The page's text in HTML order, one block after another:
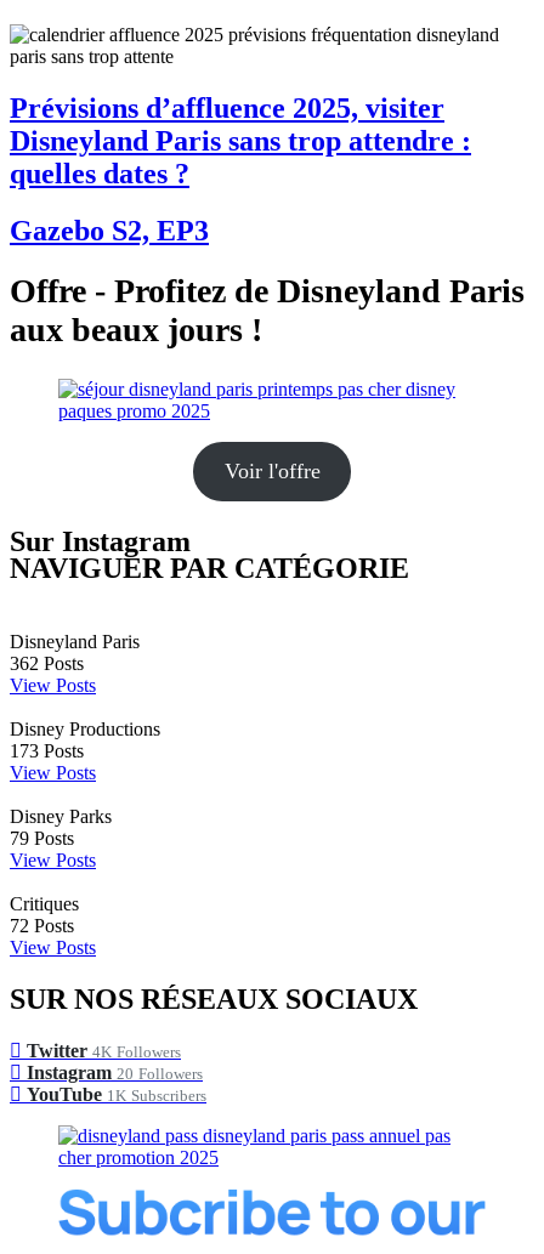
Prévisions d’affluence 2025, visiter
Disneyland Paris sans trop attendre :
quelles dates ?
Gazebo S2, EP3
Offre - Profitez de Disneyland Paris
aux beaux jours !
Voir l'offre
Sur Instagram
NAVIGUER PAR CATÉGORIE
Disneyland Paris
362 Posts
View Posts
Disney Productions
173 Posts
View Posts
Disney Parks
79 Posts
View Posts
Critiques
72 Posts
View Posts
SUR NOS RÉSEAUX SOCIAUX
Twitter 4K Followers
Instagram 20 Followers
YouTube 1K Subscribers